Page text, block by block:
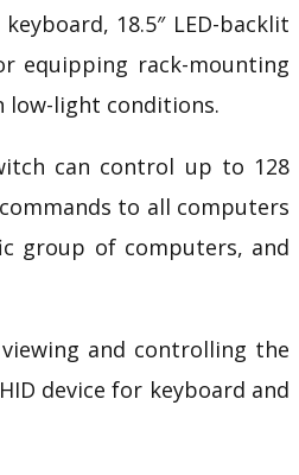
18.5″ LED-backlit
equipping rack-mounting
low-light conditions.
can control up to 128
to all computers
group of computers, and
and controlling the
device for keyboard and